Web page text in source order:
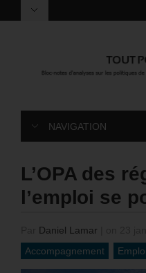
NAVIGATION
L’OPA des
l’emploi se
Daniel Lamar
Accompagnement
Emploi